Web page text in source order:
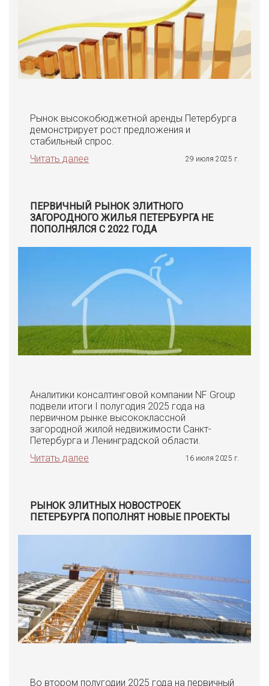
Рынок высокобюджетной аренды Петербурга
демонстрирует рост предложения и
стабильный спрос.
Читать далее
29 июля 2025 г.
ПЕРВИЧНЫЙ РЫНОК ЭЛИТНОГО
ЗАГОРОДНОГО ЖИЛЬЯ ПЕТЕРБУРГА НЕ
ПОПОЛНЯЛСЯ С 2022 ГОДА
Аналитики консалтинговой компании NF Group
подвели итоги I полугодия 2025 года на
первичном рынке высококлассной
загородной жилой недвижимости Санкт-
Петербурга и Ленинградской области.
Читать далее
16 июля 2025 г.
РЫНОК ЭЛИТНЫХ НОВОСТРОЕК
ПЕТЕРБУРГА ПОПОЛНЯТ НОВЫЕ ПРОЕКТЫ
Во втором полугодии 2025 года на первичный